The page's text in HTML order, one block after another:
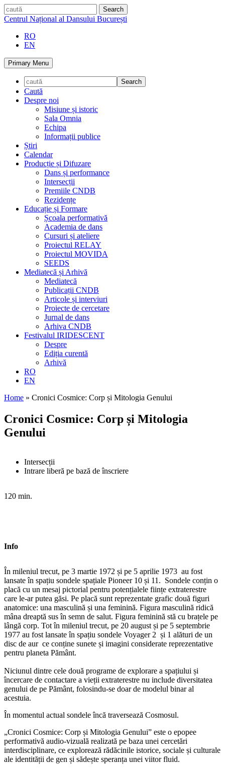
Skip
to
caută
Centrul Național al Dansului București
RO
EN
Primary Menu
Caută
Despre noi
Misiune și istoric
Sala Omnia
Echipa
Informații publice
Știri
Calendar
Producție și Difuzare
Dans și performance
Intersecții
Premiile CNDB
Rezidențe
Educație și Formare
Școala performativă
Academia de dans
Cursuri și ateliere
Proiectul RELAY
Proiectul MOVIDA
SEEDS
Mediatecă și Arhivă
Mediatecă
Publicații CNDB
Articole și interviuri
Proiecte de cercetare
Jurnal de dans
Arhiva CNDB
Festivalul IRIDESCENT
Despre
Ediția curentă
Arhivă
RO
EN
Home » Cronici Cosmice: Corp și Mitologia Genului
Cronici Cosmice: Corp și Mitologia
Genului
Intersecții
Intrare liberă pe bază de înscriere
120 min.
Info
În mileniul trecut, pe 3 martie 1972 și pe 5 aprilie 1973 au fost
lansate în spațiu sondele spațiale Pioneer 10 și 11. Sondele conțin o
placă cu un mesaj pictorial pentru potențialele ființe extraterestre
care le-ar putea găsi. Pe placă sunt reprezentate grafic două figuri
anatomice: una masculină și una feminină. Figura masculină ridică
mâna dreaptă sus în semn de salut. Figura feminină stă cu brațele pe
lângă corp. Tot în mileniul trecut, pe 20 august și pe 5 septembrie
1977 au fost lansate în spațiu sondele Voyager 2 și 1 alături de un
disc de aur ce conține sunete și imagini considerate reprezentative
pentru planeta Pământ.
Niciunul dintre cele două programe de explorare a spațiului și
încercare de contactare a vieții extraterestre nu include diversitatea
genului de pe Pământ, folosindu-se doar de modelul binar al
acestuia.
În momentul actual sondele încă traversează Cosmosul.
„Cronici Cosmice: Corp și Mitologia Genului” este o epopee
performativă audio-vizuală realizată pe baza unei cercetări
interdisciplinare, ce explorează rădăcinile istorice, sociale și culturale
ale identității de gen și sădește speranța unei viitor fluid.